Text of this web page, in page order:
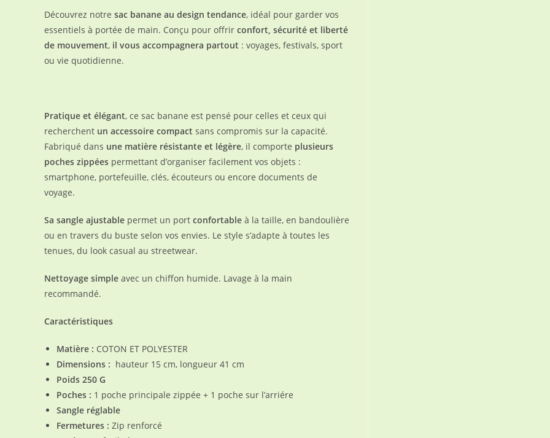
Découvrez notre sac banane au design tendance, idéal pour garder vos
essentiels à portée de main. Conçu pour offrir confort, sécurité et liberté
de mouvement, il vous accompagnera partout : voyages, festivals, sport
ou vie quotidienne.
Pratique et élégant, ce sac banane est pensé pour celles et ceux qui
recherchent un accessoire compact sans compromis sur la capacité.
Fabriqué dans une matière résistante et légère, il comporte plusieurs
poches zippées permettant d’organiser facilement vos objets :
smartphone, portefeuille, clés, écouteurs ou encore documents de
voyage.
Sa sangle ajustable permet un port confortable à la taille, en bandoulière
ou en travers du buste selon vos envies. Le style s’adapte à toutes les
tenues, du look casual au streetwear.
Nettoyage simple avec un chiffon humide. Lavage à la main
recommandé.
Caractéristiques
Matière : COTON ET POLYESTER
Dimensions : hauteur 15 cm, longueur 41 cm
Poids 250 G
Poches : 1 poche principale zippée + 1 poche sur l’arriére
Sangle réglable
Fermetures : Zip renforcé